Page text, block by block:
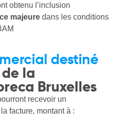
obtenu l’inclusion
majeuredans les conditions
destiné
de la
Bruxelles
recevoir un
facture, montant à :